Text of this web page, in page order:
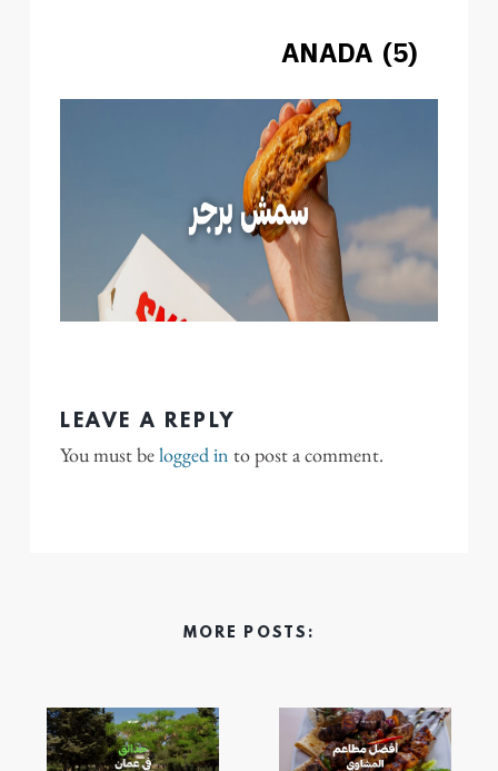
ANADA (5)
LEAVE A REPLY
You must belogged in to post a comment.
MORE POSTS: